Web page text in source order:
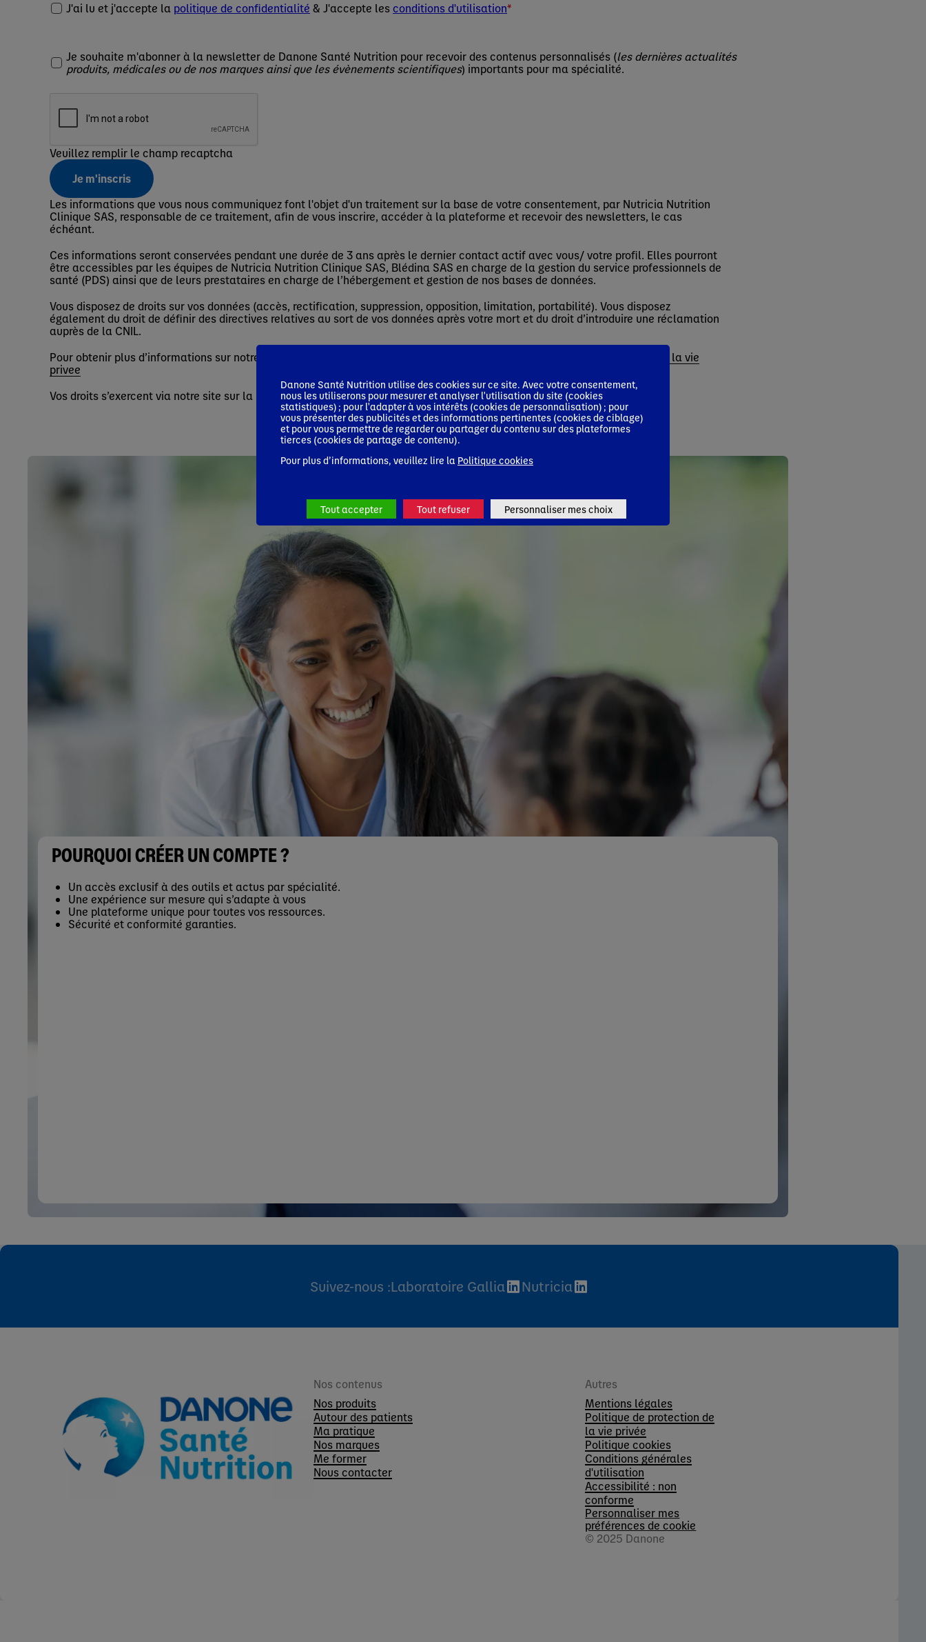
J'ai lu et j'accepte la politique de confidentialité & J'accepte lesconditions d'utilisation
Je souhaite m'abonner à la newsletter de Danone Santé Nutrition pour recevoir des contenus personnalisés (les dernières actualités
produits, médicales ou de nos marques ainsi que les évènements scientifiques) importants pour ma spécialité.
Veuillez remplir le champ recaptcha
Je m'inscris
Les informations que vous nous communiquez font l'objet d'un traitement sur la base de votre consentement, par Nutricia Nutrition
Clinique SAS, responsable de ce traitement, afin de vous inscrire, accéder à la plateforme et recevoir des newsletters, le cas
échéant.
Ces informations seront conservées pendant une durée de 3 ans après le dernier contact actif avec vous/ votre profil. Elles pourront
être accessibles par les équipes de Nutricia Nutrition Clinique SAS, Blédina SAS en charge de la gestion du service professionnels de
santé (PDS) ainsi que de leurs prestataires en charge de l’hébergement et gestion de nos bases de données.
Vous disposez de droits sur vos données (accès, rectification, suppression, opposition, limitation, portabilité). Vous disposez
également du droit de définir des directives relatives au sort de vos données après votre mort et du droit d’introduire une réclamation
auprès de la CNIL.
Pour obtenir plus d’informations sur notre politique de confidentialité, vous pouvez cliquer ici :
Politique de la protection de la vie
privee
Vos droits s’exercent via notre site sur la présente pageContactou à l’adresse électronique : dpo.france@danone.com
POURQUOI CRÉER UN COMPTE ?
Un accès exclusif à des outils et actus par spécialité.
Une expérience sur mesure qui s’adapte à vous
Une plateforme unique pour toutes vos ressources.
Sécurité et conformité garanties.
Suivez-nous :Laboratoire Gallia Nutricia
Nos contenus
Nos produits
Autour des patients
Ma pratique
Nos marques
Me former
Nous contacter
Autres
Mentions légales
Politique de protection de
la vie privée
Politique cookies
Conditions générales
d'utilisation
Accessibilité : non
conforme
Personnaliser mes
préférences de cookie
© 2025 Danone
Danone Santé Nutrition utilise des cookies sur ce site. Avec votre consentement,
nous les utiliserons pour mesurer et analyser l'utilisation du site (cookies
statistiques) ; pour l'adapter à vos intérêts (cookies de personnalisation) ; pour
vous présenter des publicités et des informations pertinentes (cookies de ciblage)
et pour vous permettre de regarder ou partager du contenu sur des plateformes
tierces (cookies de partage de contenu).
Pour plus d’informations, veuillez lire la Politique cookies
Tout accepter Tout refuser Personnaliser mes choix